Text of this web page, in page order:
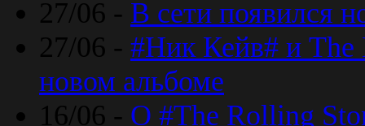
27/06 - В сети появился
27/06 - #Ник Кейв# и The
новом альбоме
16/06 - О #The Rolling